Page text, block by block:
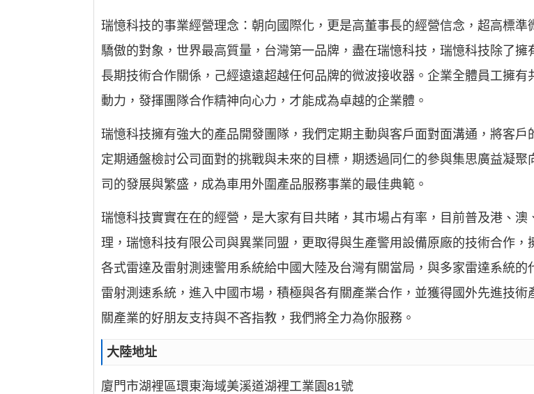
瑞憶科技的事業經營理念：朝向國際化，更是高董事長的經營信念，超高標
驕傲的對象，世界最高質量，台灣第一品牌，盡在瑞憶科技，瑞憶科技除了
長期技術合作關係，己經遠遠超越任何品牌的微波接收器。企業全體員工擁
動力，發揮團隊合作精神向心力，才能成為卓越的企業體。
瑞憶科技擁有強大的產品開發團隊，我們定期主動與客戶面對面溝通，將客
定期通盤檢討公司面對的挑戰與未來的目標，期透過同仁的參與集思廣益凝
司的發展與繁盛，成為車用外圍產品服務事業的最佳典範。
瑞憶科技實實在在的經營，是大家有目共睹，其市場占有率，目前普及港、
理，瑞憶科技有限公司與異業同盟，更取得與生產警用設備原廠的技術合作
各式雷達及雷射測速警用系統給中國大陸及台灣有關當局，與多家雷達系統
雷射測速系統，進入中國市場，積極與各有關產業合作，並獲得國外先進技
關產業的好朋友支持與不吝指教，我們將全力為你服務。
大陸地址
廈門市湖裡區環東海域美溪道湖裡工業園81號